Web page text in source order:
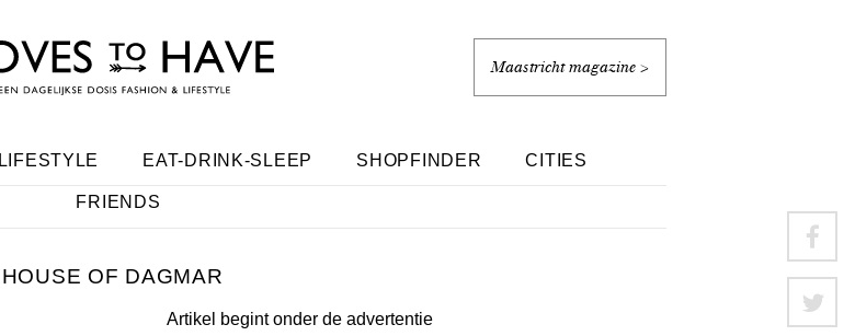
Maastricht magazine >
LIFESTYLE EAT-DRINK-SLEEP SHOPFINDER CITIES
FRIENDS
HOUSE OF DAGMAR
Artikel begint onder de advertentie